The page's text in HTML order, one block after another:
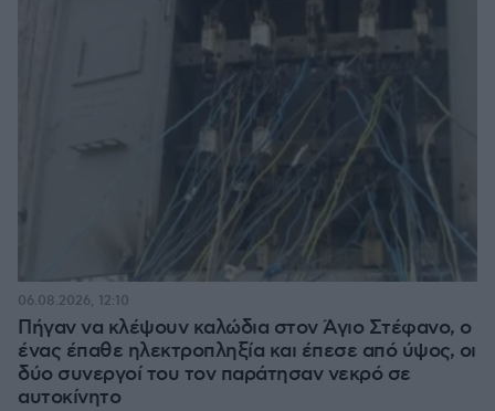
Πήγαν να κλέψουν καλώδια στον Άγιο Στέφανο, ο
ένας έπαθε ηλεκτροπληξία και έπεσε από ύψος, οι
δύο συνεργοί του τον παράτησαν νεκρό σε
αυτοκίνητο
06.08.2026, 12:10